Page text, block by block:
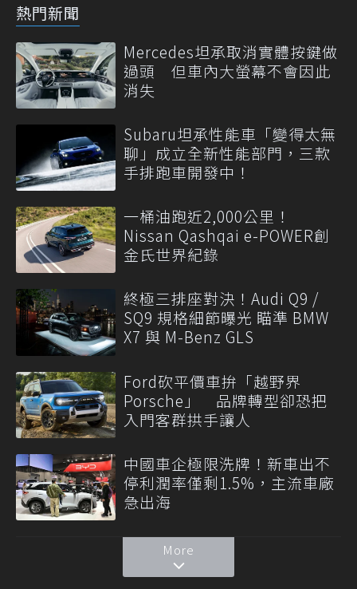
熱門新聞
Mercedes坦承取消實體按鍵做
過頭 但車內大螢幕不會因此
消失
Subaru坦承性能車「變得太無
聊」成立全新性能部門，三款
手排跑車開發中！
一桶油跑近2,000公里！
Nissan Qashqai e-POWER創
金氏世界紀錄
終極三排座對決！Audi Q9 /
SQ9 規格細節曝光 瞄準 BMW
X7 與 M-Benz GLS
Ford砍平價車拚「越野界
Porsche」 品牌轉型卻恐把
入門客群拱手讓人
中國車企極限洗牌！新車出不
停利潤率僅剩1.5%，主流車廠
急出海
More